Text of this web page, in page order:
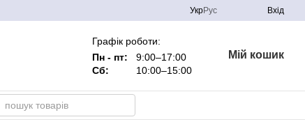
УкрРус Вхід
Графік роботи:
Пн - пт:
9:00–17:00
Сб:
10:00–15:00
Мій кошик